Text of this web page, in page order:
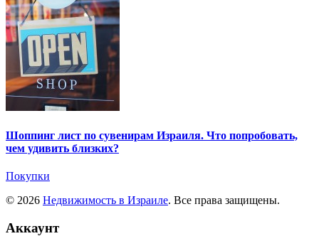
Шоппинг лист по сувенирам Израиля. Что попробовать,
чем удивить близких?
Покупки
© 2026 Недвижимость в Израиле. Все права защищены.
Аккаунт